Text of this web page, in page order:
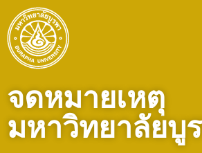
content
จดหมายเหตุ
มหาวิทยาลัยบู